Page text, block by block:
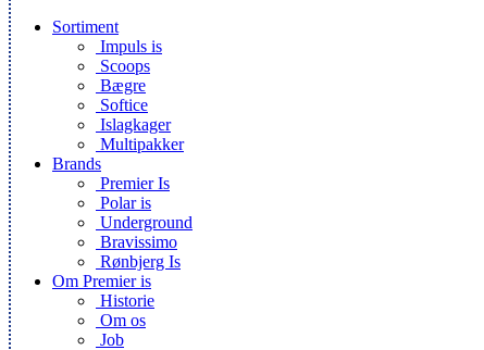
Sortiment
Impuls is
Scoops
Bægre
Softice
Islagkager
Multipakker
Brands
Premier Is
Polar is
Underground
Bravissimo
Rønbjerg Is
Om Premier is
Historie
Om os
Job